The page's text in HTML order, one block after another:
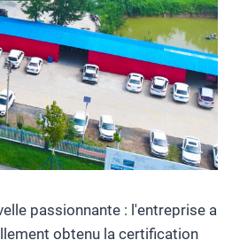
passionnante : l'entreprise a
obtenu la certification